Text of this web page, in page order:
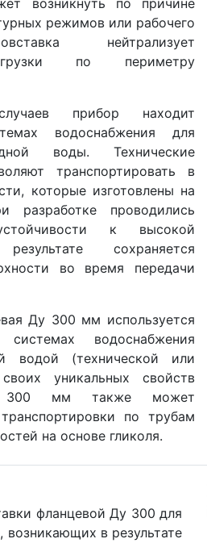
возникнуть по причине
режимов или рабочего
нейтрализует
по периметру
прибор находит
водоснабжения для
воды. Технические
транспортировать в
которые изготовлены на
разработке проводились
к высокой
сохраняется
во время передачи
Ду 300 мм используется
водоснабжения
водой (технической или
уникальных свойств
300 мм также может
по трубам
на основе гликоля.
фланцевой Ду 300 для
в результате